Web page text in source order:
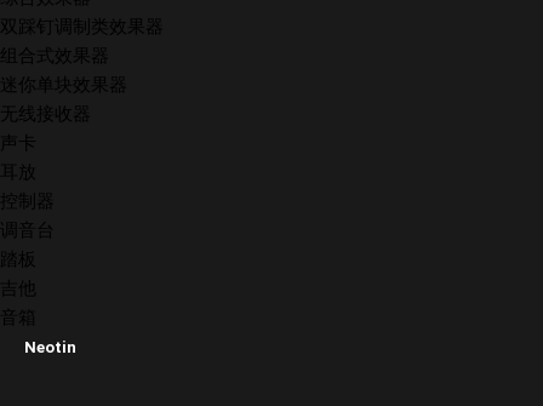
双踩钉调制类效果器
组合式效果器
迷你单块效果器
无线接收器
声卡
耳放
控制器
调音台
踏板
吉他
音箱
Neotin